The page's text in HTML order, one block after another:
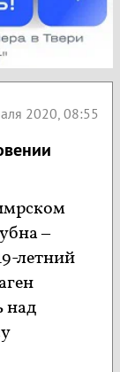
2020, 08:55
–
летний
над